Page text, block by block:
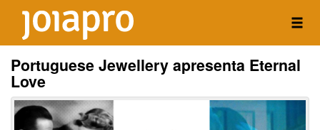
Portuguese Jewellery apresenta Eternal
Love